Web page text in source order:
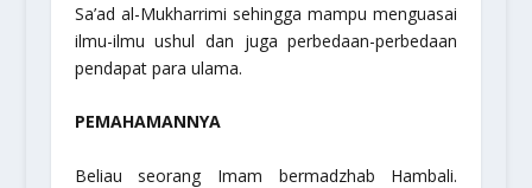
Sa’ad al-Mukharrimi sehingga mampu menguasai
ilmu-ilmu ushul dan juga perbedaan-perbedaan
pendapat para ulama.
PEMAHAMANNYA
Beliau seorang Imam bermadzhab Hambali.